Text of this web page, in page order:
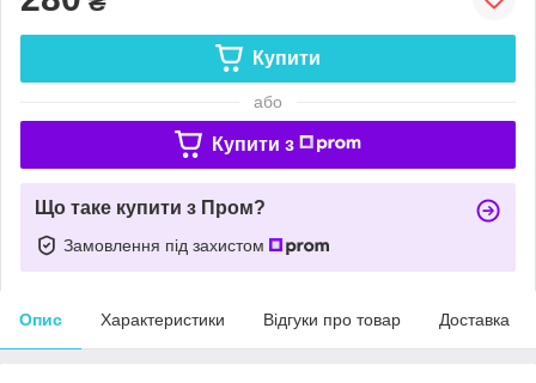
Купити
або
Купити з
Що таке купити з Пром?
Замовлення під захистом
Опис Характеристики Відгуки про товар Доставка